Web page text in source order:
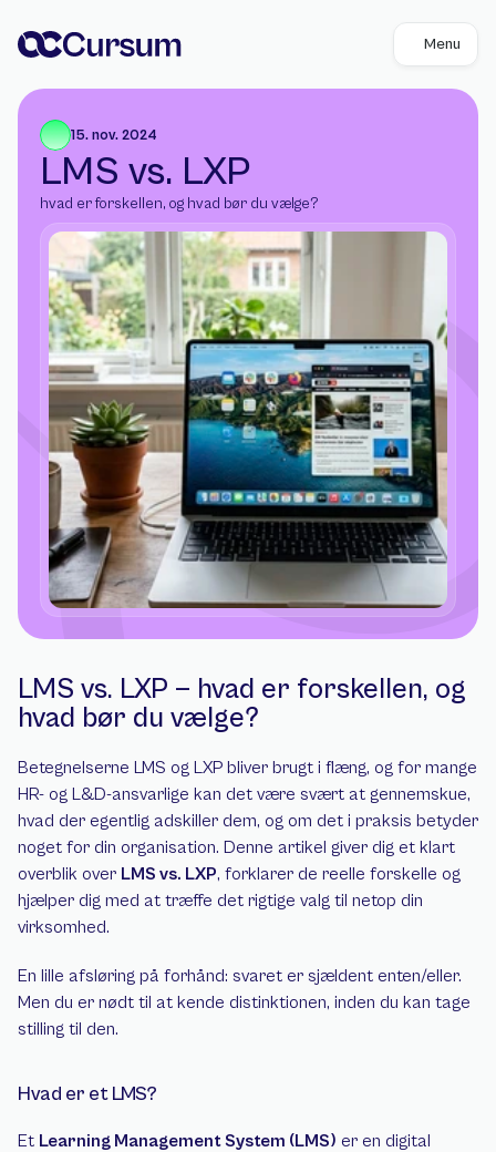
15. nov. 2024
LMS vs. LXP
hvad er forskellen, og hvad bør du vælge?
LMS vs. LXP — hvad er forskellen, og
hvad bør du vælge?
Betegnelserne LMS og LXP bliver brugt i flæng, og for mange
HR- og L&D-ansvarlige kan det være svært at gennemskue,
hvad der egentlig adskiller dem, og om det i praksis betyder
noget for din organisation. Denne artikel giver dig et klart
overblik over LMS vs. LXP, forklarer de reelle forskelle og
hjælper dig med at træffe det rigtige valg til netop din
virksomhed.
En lille afsløring på forhånd: svaret er sjældent enten/eller.
Men du er nødt til at kende distinktionen, inden du kan tage
stilling til den.
Hvad er et LMS?
Et Learning Management System (LMS) er en digital
Menu